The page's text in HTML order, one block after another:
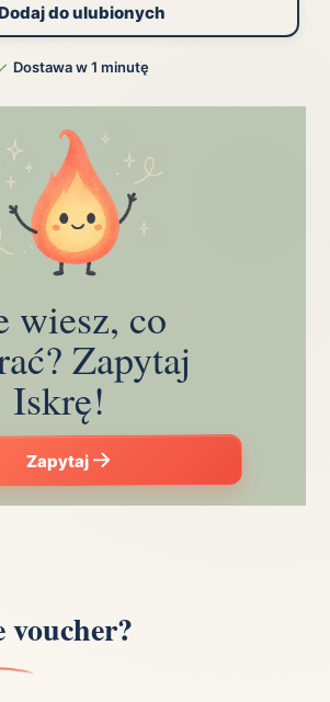
do ulubionych
Dostawa w 1 minutę
wiesz, co
Zapytaj
Iskrę!
Zapytaj
voucher?